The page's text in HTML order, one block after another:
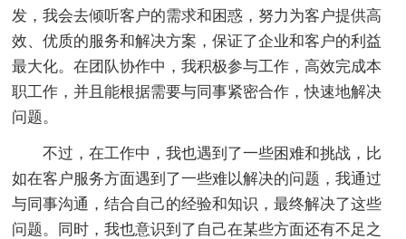
发，我会去倾听客户的需求和困惑，努力为客户提供高
效、优质的服务和解决方案，保证了企业和客户的利益
最大化。在团队协作中，我积极参与工作，高效完成本
职工作，并且能根据需要与同事紧密合作，快速地解决
问题。
不过，在工作中，我也遇到了一些困难和挑战，比
如在客户服务方面遇到了一些难以解决的问题，我通过
与同事沟通，结合自己的经验和知识，最终解决了这些
问题。同时，我也意识到了自己在某些方面还有不足之